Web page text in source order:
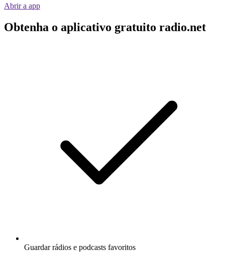
Abrir a app
Obtenha o aplicativo gratuito radio.net
Guardar rádios e podcasts favoritos